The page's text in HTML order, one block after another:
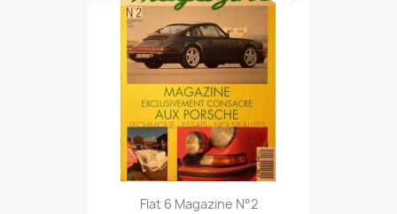
Flat 6 Magazine N°2